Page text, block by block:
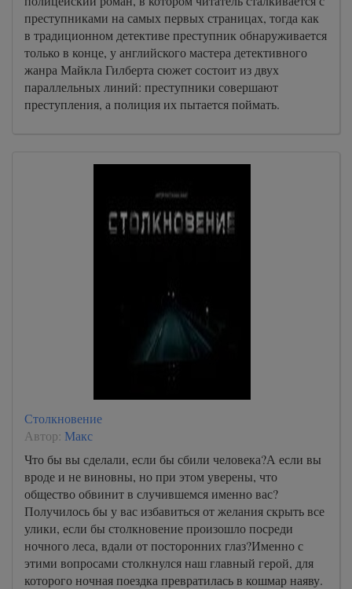
преступниками на самых первых страницах, тогда как
в традиционном детективе преступник обнаруживается
только в конце, у английского мастера детективного
жанра Майкла Гилберта сюжет состоит из двух
параллельных линий: преступники совершают
преступления, а полиция их пытается поймать.
Столкновение
Автор: Макс
Что бы вы сделали, если бы сбили человека?А если вы
вроде и не виновны, но при этом уверены, что
общество обвинит в случившемся именно вас?
Получилось бы у вас избавиться от желания скрыть все
улики, если бы столкновение произошло посреди
ночного леса, вдали от посторонних глаз?Именно с
этими вопросами столкнулся наш главный герой, для
которого ночная поездка превратилась в кошмар наяву.